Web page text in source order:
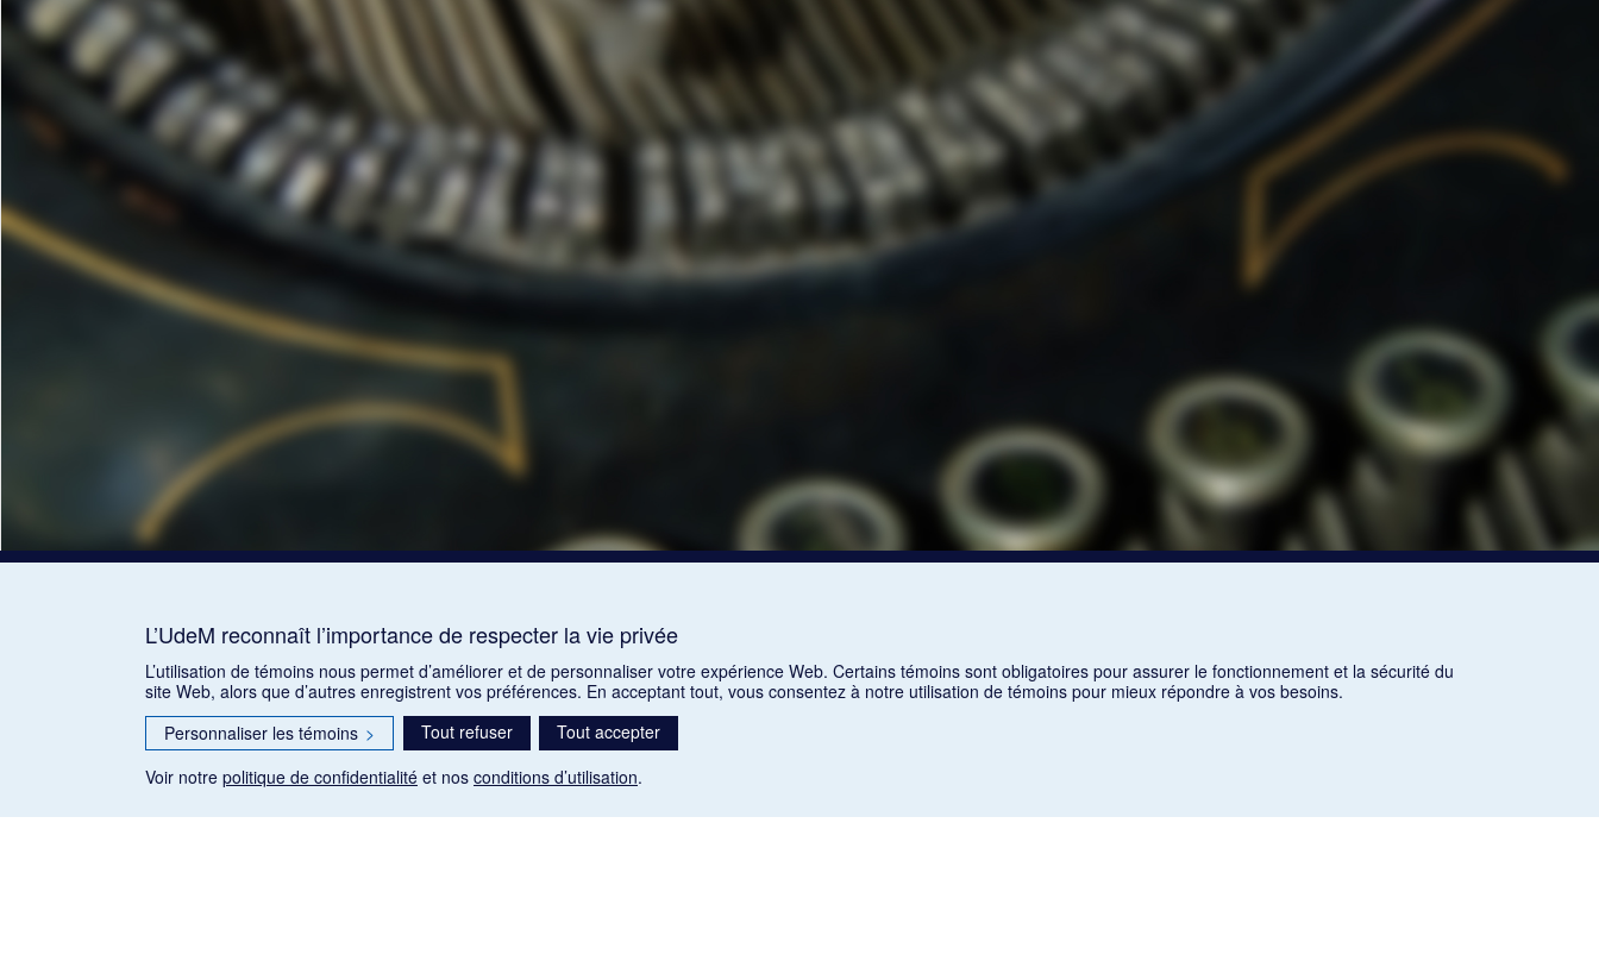
L’UdeM reconnaît l’importance de respecter la vie privée
L’utilisation de témoins nous permet d’améliorer et de personnaliser votre expérience Web. Certains témoins sont obligatoires pour assurer le fonctionnement et la sécurité du
site Web, alors que d’autres enregistrent vos préférences. En acceptant tout, vous consentez à notre utilisation de témoins pour mieux répondre à vos besoins.
Personnaliser les témoins > Tout refuser
Tout accepter
Voir notre politique de confidentialité et nos conditions d’utilisation.